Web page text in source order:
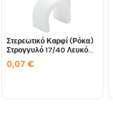
Στερεωτικό Καρφί (Ρόκα)
Στρογγυλό 17/40 Λευκό
0,07 €